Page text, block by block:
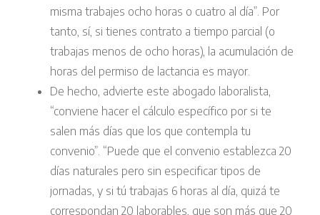
misma trabajes ocho horas o cuatro al día”. Por
tanto, sí, si tienes contrato a tiempo parcial (o
trabajas menos de ocho horas), la acumulación de
horas del permiso de lactancia es mayor.
De hecho, advierte este abogado laboralista,
“conviene hacer el cálculo específico por si te
salen más días que los que contempla tu
convenio”. “Puede que el convenio establezca 20
días naturales pero sin especificar tipos de
jornadas, y si tú trabajas 6 horas al día, quizá te
correspondan 20 laborables, que son más que 20